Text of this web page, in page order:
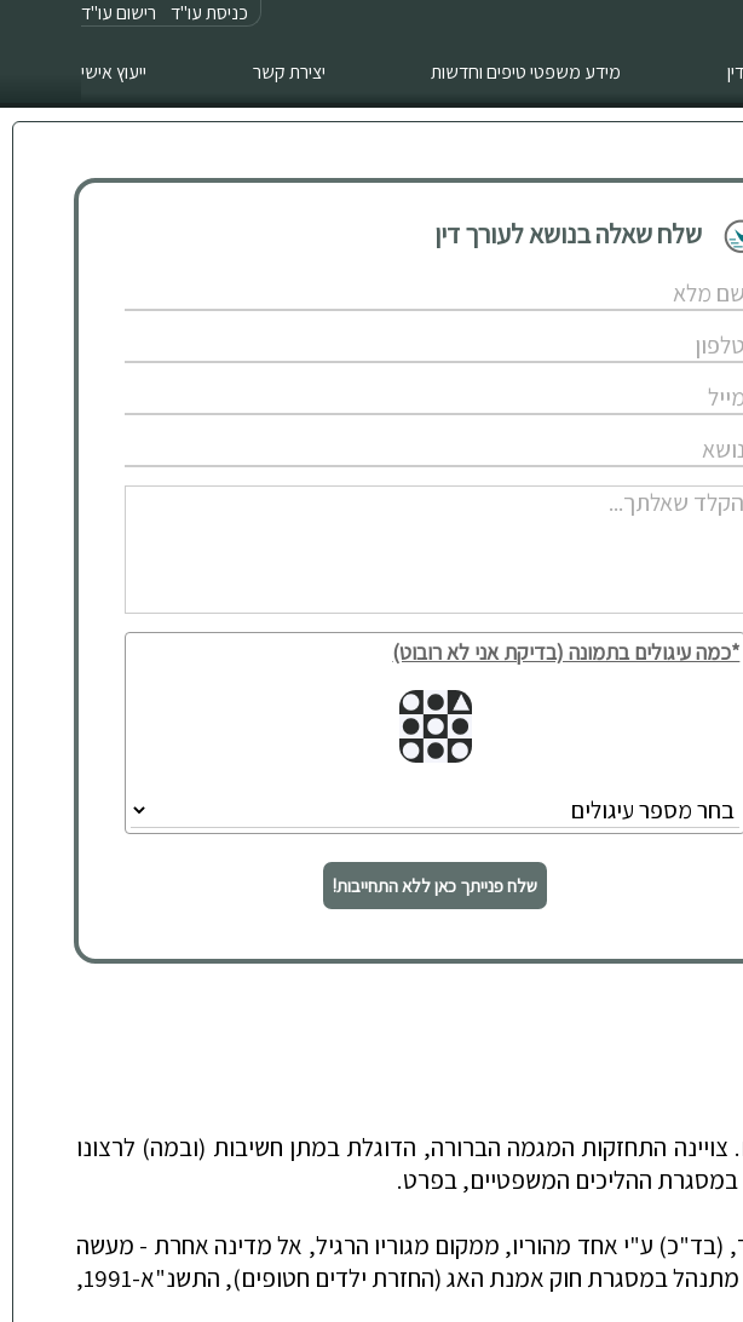
כניסת עו"ד רישום עו"ד
מידע משפטי טיפים וחדשות יצירת קשר ייעוץ אישי
שלח שאלה בנושא לעורך דין
*כמה עיגולים בתמונה (בדיקת אני לא רובוט)
שלח פנייתך כאן ללא התחייבות!
התחזקות המגמה הברורה, הדוגלת במתן חשיבות (ובמה) לרצונו
במסגרת ההליכים המשפטיים, בפרט.
ע"י אחד מהוריו, ממקום מגוריו הרגיל, אל מדינה אחרת - מעשה
המוגדר (בתנאים מסויימים, כמפורט במאמר נפרד) כ"חטיפה" ואשר הטיפול המשפטי בו מתנהל במסגרת חוק אמנת האג (החזרת ילדים חטופים), התשנ"א-1991,